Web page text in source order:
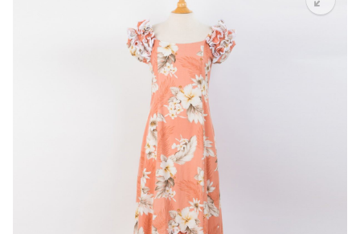
楽々レンタルについて
楽々レンタル衣装一覧
アイテムから探す
アイテムから探す
お揃いの柄から探す
お揃いの柄から探す
お揃いの色から探す